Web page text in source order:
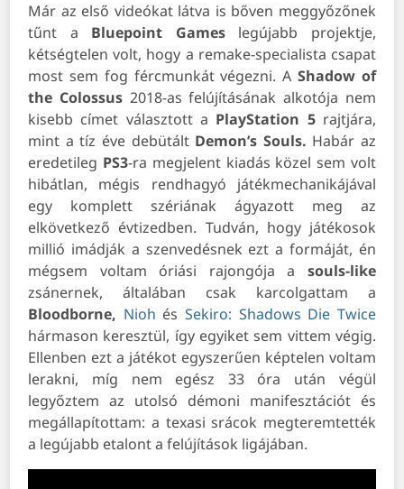
Már az első videókat látva is bőven meggyőzőnek
tűnt a Bluepoint Gameslegújabb projektje,
kétségtelen volt, hogy a remake-specialista csapat
most sem fog fércmunkát végezni. A Shadow of
the Colossus2018-as felújításának alkotója nem
kisebb címet választott a PlayStation 5 rajtjára,
mint a tíz éve debütált Demon’s Souls. Habár az
eredetileg PS3-ra megjelent kiadás közel sem volt
hibátlan, mégis rendhagyó játékmechanikájával
egy komplett szériának ágyazott meg az
elkövetkező évtizedben. Tudván, hogy játékosok
millió imádják a szenvedésnek ezt a formáját, én
mégsem voltam óriási rajongója a souls-like
zsánernek, általában csak karcolgattam a
Bloodborne, Nioh ésSekiro: Shadows Die Twice
hármason keresztül, így egyiket sem vittem végig.
Ellenben ezt a játékot egyszerűen képtelen voltam
lerakni, míg nem egész 33 óra után végül
legyőztem az utolsó démoni manifesztációt és
megállapítottam: a texasi srácok megteremtették
a legújabb etalont a felújítások ligájában.